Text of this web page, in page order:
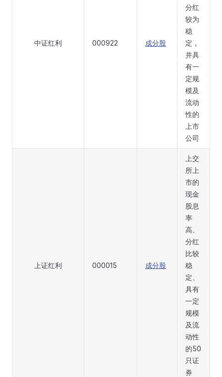
中证红利 000922 成分股
分红
较为
稳
定，
并具
有一
定规
模及
流动
性的
上市
公司
上证红利 000015 成分股
上交
所上
市的
现金
股息
率
高、
分红
比较
稳
定、
具有
一定
规模
及流
动性
的50
只证
券